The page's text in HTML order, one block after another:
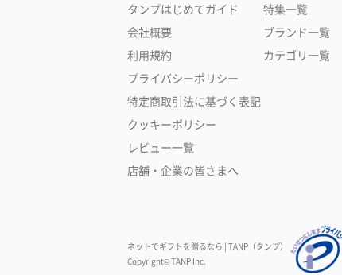
タンプはじめてガイド
会社概要
利用規約
プライバシーポリシー
特定商取引法に基づく表記
クッキーポリシー
レビュー一覧
店舗・企業の皆さまへ
特集一覧
ブランド一覧
カテゴリ一覧
ネットでギフトを贈るなら | TANP（タンプ）
Copyright© TANP Inc.